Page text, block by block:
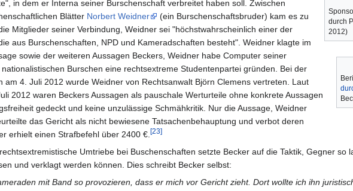
durch
2012)
in dem er Interna seiner Burschenschaft verbreitet haben soll. Zwischen
Blätter Norbert Weidner
(ein Burschenschaftsbruder) kam es zu
Mitglieder seiner Verbindung, Weidner sei "höchstwahrscheinlich einer der
aus Burschenschaften, NPD und Kameradschaften besteht". Weidner klagte im
sowie der weiteren Aussagen Beckers, Weidner habe Computer seiner
Burschen eine rechtsextreme Studentenpartei gründen. Bei der
am 4. Juli 2012 wurde Weidner von Rechtsanwalt Björn Clemens vertreten. Laut
2012 waren Beckers Aussagen als pauschale Werturteile ohne konkrete Aussagen
gedeckt und keine unzulässige Schmähkritik. Nur die Aussage, Weidner
das Gericht als nicht bewiesene Tatsachenbehauptung und verbot deren
erhielt einen Strafbefehl über 2400 €. [23]
Umtriebe bei Buschenschaften setzte Becker auf die Taktik, Gegner so
und verklagt werden können. Dies schreibt Becker selbst:
mit Band so provozieren, dass er mich vor Gericht zieht. Dort wollte ich ihn